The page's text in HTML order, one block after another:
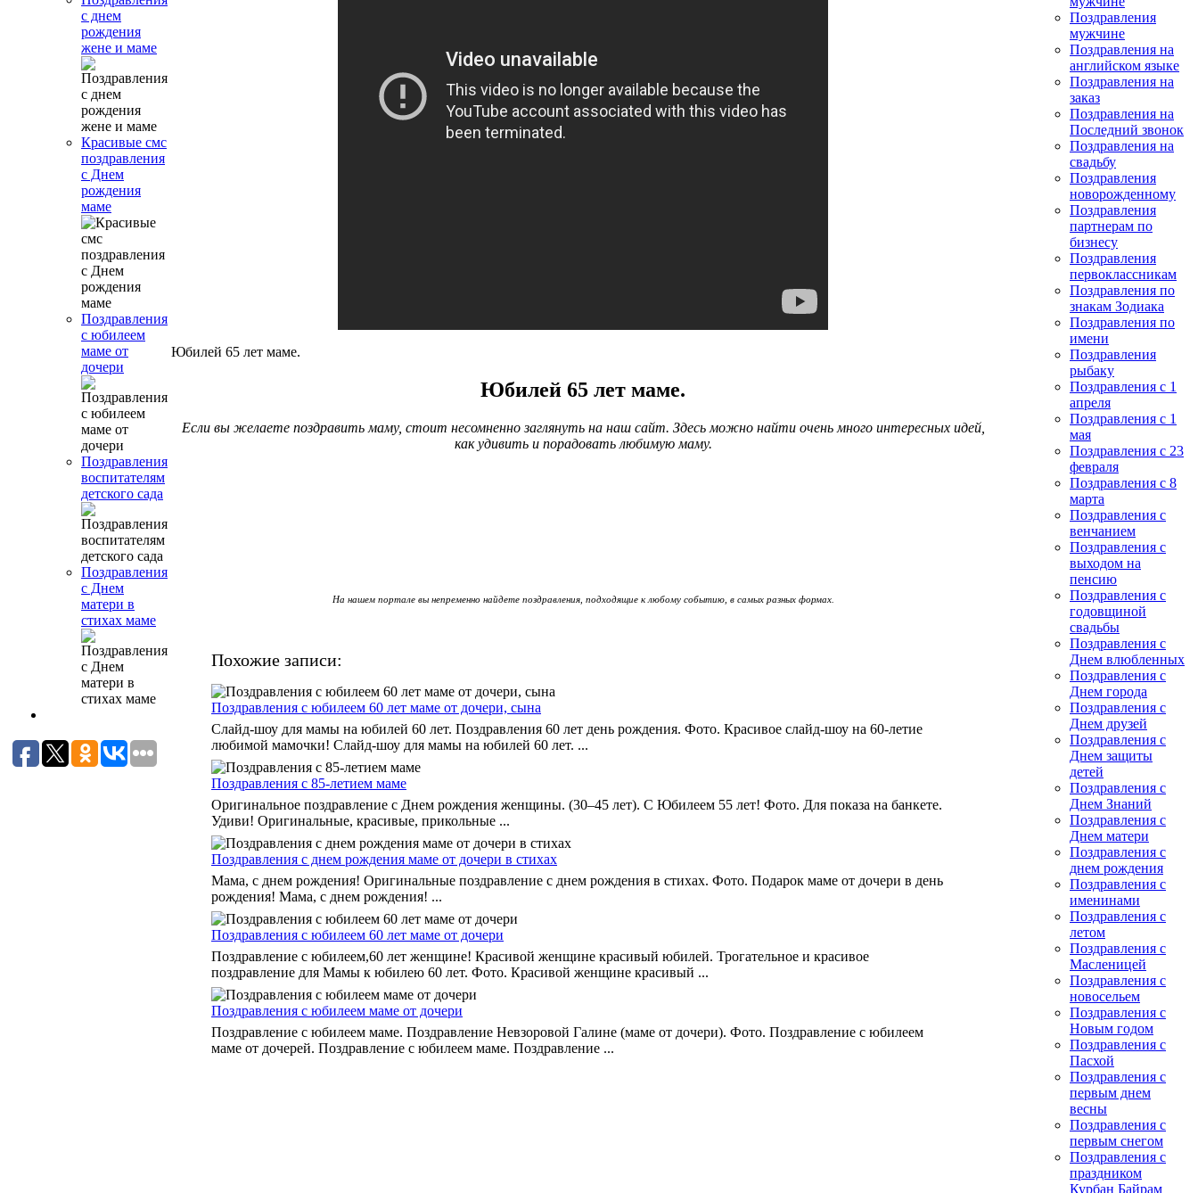
с днем
рождения
жене и маме
Красивые смс
поздравления
с Днем
рождения
маме
Поздравления
с юбилеем
маме от
дочери
Поздравления
воспитателям
детского сада
Поздравления
с Днем
матери в
стихах маме
Юбилей 65 лет маме.
Юбилей 65 лет маме.
Если вы желаете поздравить маму, стоит несомненно заглянуть на наш сайт. Здесь можно найти очень много интересных идей,
как удивить и порадовать любимую маму.
На нашем портале вы непременно найдете поздравления, подходящие к любому событию, в самых разных формах.
Похожие записи:
Поздравления с юбилеем 60 лет маме от дочери, сына
Слайд-шоу для мамы на юбилей 60 лет. Поздравления 60 лет день рождения. Фото. Красивое слайд-шоу на 60-летие
любимой мамочки! Слайд-шоу для мамы на юбилей 60 лет. ...
Поздравления с 85-летием маме
Оригинальное поздравление с Днем рождения женщины. (30–45 лет). С Юбилеем 55 лет! Фото. Для показа на банкете.
Удиви! Оригинальные, красивые, прикольные ...
Поздравления с днем рождения маме от дочери в стихах
Мама, с днем рождения! Оригинальные поздравление с днем рождения в стихах. Фото. Подарок маме от дочери в день
рождения! Мама, с днем рождения! ...
Поздравления с юбилеем 60 лет маме от дочери
Поздравление с юбилеем,60 лет женщине! Красивой женщине красивый юбилей. Трогательное и красивое
поздравление для Мамы к юбилею 60 лет. Фото. Красивой женщине красивый ...
Поздравления с юбилеем маме от дочери
Поздравление с юбилеем маме. Поздравление Невзоровой Галине (маме от дочери). Фото. Поздравление с юбилеем
маме от дочерей. Поздравление с юбилеем маме. Поздравление ...
Поздравления
мужчине
Поздравления на
английском языке
Поздравления на
заказ
Поздравления на
Последний звонок
Поздравления на
свадьбу
Поздравления
новорожденному
Поздравления
партнерам по
бизнесу
Поздравления
первоклассникам
Поздравления по
знакам Зодиака
Поздравления по
имени
Поздравления
рыбаку
Поздравления с 1
апреля
Поздравления с 1
мая
Поздравления с 23
февраля
Поздравления с 8
марта
Поздравления с
венчанием
Поздравления с
выходом на
пенсию
Поздравления с
годовщиной
свадьбы
Поздравления с
Днем влюбленных
Поздравления с
Днем города
Поздравления с
Днем друзей
Поздравления с
Днем защиты
детей
Поздравления с
Днем Знаний
Поздравления с
Днем матери
Поздравления с
днем рождения
Поздравления с
именинами
Поздравления с
летом
Поздравления с
Масленицей
Поздравления с
новосельем
Поздравления с
Новым годом
Поздравления с
Пасхой
Поздравления с
первым днем
весны
Поздравления с
первым снегом
Поздравления с
праздником
Курбан Байрам